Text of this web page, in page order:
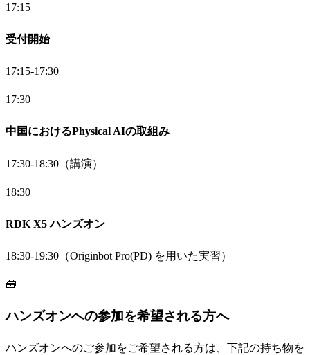
17:15
受付開始
17:15-17:30
17:30
中国におけるPhysical AIの取組み
17:30-18:30（講演）
18:30
RDK X5 ハンズオン
18:30-19:30（Originbot Pro(PD) を用いた実習）
🧰
ハンズオンへの参加を希望される方へ
ハンズオンへのご参加をご希望される方は、下記の持ち物を